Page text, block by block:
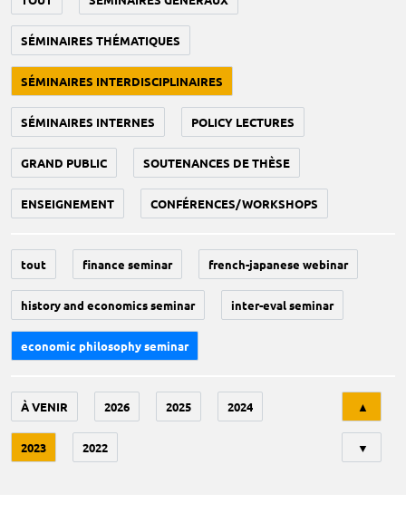
SÉMINAIRES THÉMATIQUES
SÉMINAIRES INTERDISCIPLINAIRES
SÉMINAIRES INTERNES POLICY LECTURES
GRAND PUBLIC SOUTENANCES DE THÈSE
ENSEIGNEMENT CONFÉRENCES/WORKSHOPS
tout finance seminar french-japanese webinar
history and economics seminar inter-eval seminar
economic philosophy seminar
À VENIR 2026 2025 2024
2023 2022
▲
▼